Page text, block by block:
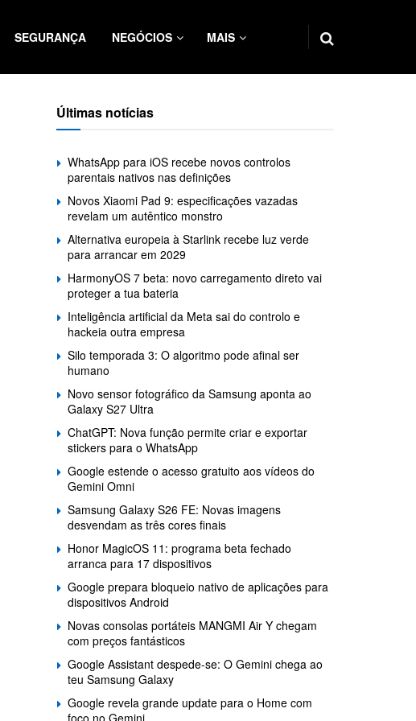
SEGURANÇA NEGÓCIOS MAIS
Últimas notícias
WhatsApp para iOS recebe novos controlos
parentais nativos nas definições
Novos Xiaomi Pad 9: especificações vazadas
revelam um autêntico monstro
Alternativa europeia à Starlink recebe luz verde
para arrancar em 2029
HarmonyOS 7 beta: novo carregamento direto vai
proteger a tua bateria
Inteligência artificial da Meta sai do controlo e
hackeia outra empresa
Silo temporada 3: O algoritmo pode afinal ser
humano
Novo sensor fotográfico da Samsung aponta ao
Galaxy S27 Ultra
ChatGPT: Nova função permite criar e exportar
stickers para o WhatsApp
Google estende o acesso gratuito aos vídeos do
Gemini Omni
Samsung Galaxy S26 FE: Novas imagens
desvendam as três cores finais
Honor MagicOS 11: programa beta fechado
arranca para 17 dispositivos
Google prepara bloqueio nativo de aplicações para
dispositivos Android
Novas consolas portáteis MANGMI Air Y chegam
com preços fantásticos
Google Assistant despede-se: O Gemini chega ao
teu Samsung Galaxy
Google revela grande update para o Home com
foco no Gemini